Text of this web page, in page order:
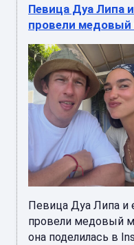
Певица Дуа Липа
провели медовый
Певица Дуа Липа и
провели медовый
она поделилась в